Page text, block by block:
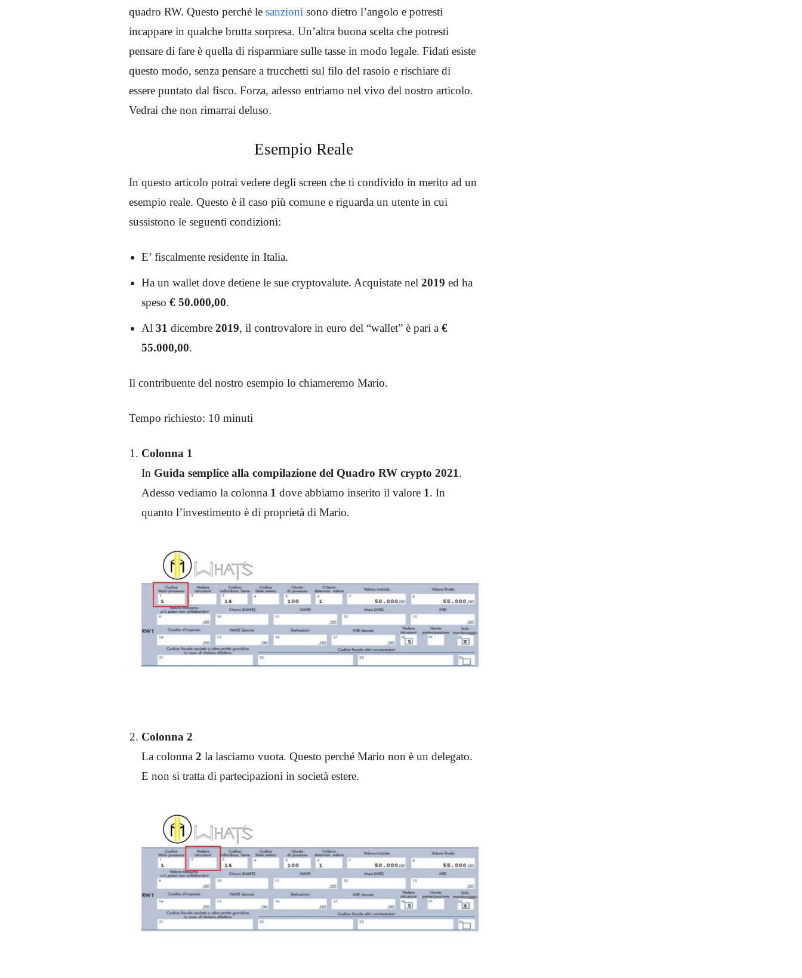
quadro RW. Questo perché le sanzioni sono dietro l’angolo e potresti
incappare in qualche brutta sorpresa. Un’altra buona scelta che potresti
pensare di fare è quella di risparmiare sulle tasse in modo legale. Fidati esiste
questo modo, senza pensare a trucchetti sul filo del rasoio e rischiare di
essere puntato dal fisco. Forza, adesso entriamo nel vivo del nostro articolo.
Vedrai che non rimarrai deluso.
Esempio Reale
In questo articolo potrai vedere degli screen che ti condivido in merito ad un
esempio reale. Questo è il caso più comune e riguarda un utente in cui
sussistono le seguenti condizioni:
E’ fiscalmente residente in Italia.
Ha un wallet dove detiene le sue cryptovalute. Acquistate nel 2019 ed ha
speso € 50.000,00.
Al 31 dicembre 2019, il controvalore in euro del “wallet” è pari a €
55.000,00.
Il contribuente del nostro esempio lo chiameremo Mario.
Tempo richiesto: 10 minuti
Colonna 1
In Guida semplice alla compilazione del Quadro RW crypto 2021.
Adesso vediamo la colonna 1 dove abbiamo inserito il valore 1. In
quanto l’investimento è di proprietà di Mario.
Colonna 2
La colonna 2 la lasciamo vuota. Questo perché Mario non è un delegato.
E non si tratta di partecipazioni in società estere.